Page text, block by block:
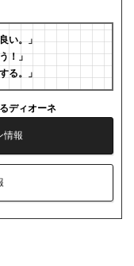
い。」
！」
る。」
ディオーネ
情報